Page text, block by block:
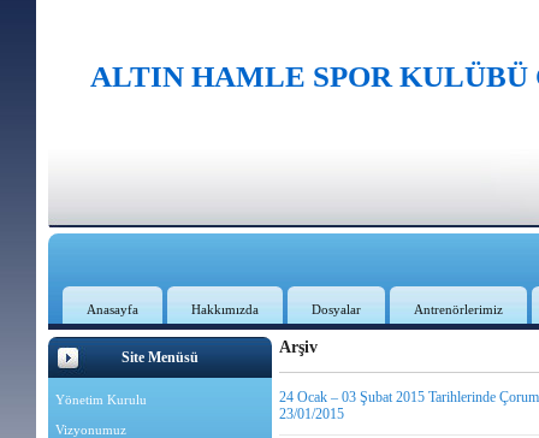
ALTIN HAMLE SPOR KULÜBÜ
Anasayfa Hakkımızda Dosyalar Antrenörlerimiz
Site Menüsü
Yönetim Kurulu
Vizyonumuz
Arşiv
24 Ocak – 03 Şubat 2015 Tarihlerinde
23/01/2015